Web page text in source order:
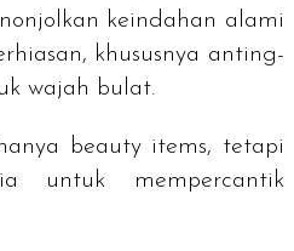
keindahan alami
khususnya anting-
wajah bulat.
beauty items, tetapi
untuk mempercantik